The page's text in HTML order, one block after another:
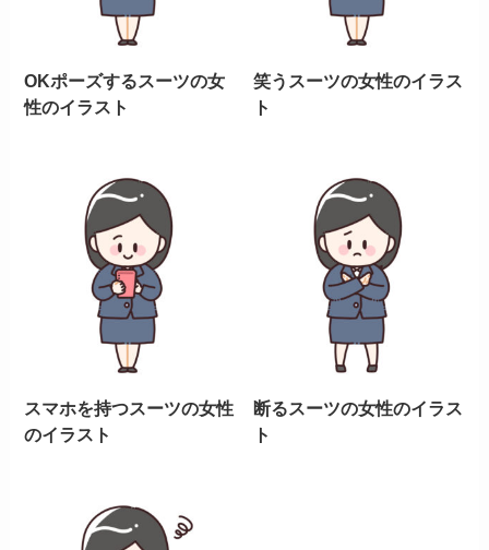
OKポーズするスーツの女
性のイラスト
笑うスーツの女性のイラス
ト
スマホを持つスーツの女性
のイラスト
断るスーツの女性のイラス
ト